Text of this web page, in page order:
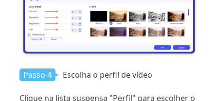
Passo 4 Escolha o perfil de vídeo
Clique na lista suspensa "Perfil" para escolher o